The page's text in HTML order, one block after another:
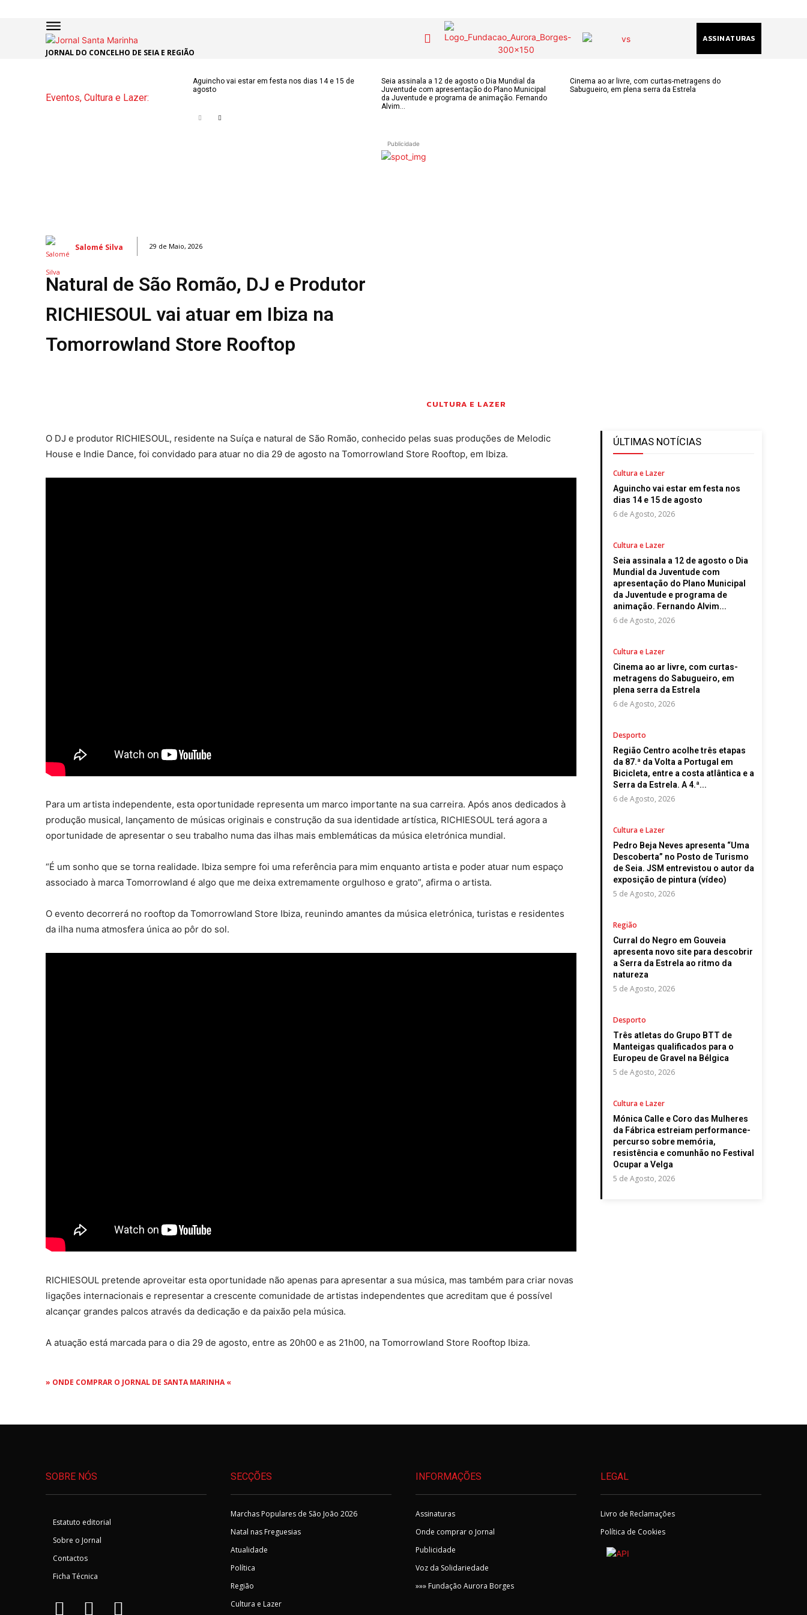
ÚLTIMAS
REGIÃO
SOCIEDADE
OCORRÊNCIAS
EMPRESAS E INOVAÇÃO
EM FOCO
OPINIÃO DOS LEITORES
COLUNISTAS do
Onde comprar o Jornal
Seia em Números
Contactos
JORNAL DO CONCELHO DE SEIA E REGIÃO
ASSINATURAS
Eventos, Cultura e Lazer:
Aguincho vai estar em festa nos dias 14 e 15 de
agosto
Seia assinala a 12 de agosto o Dia Mundial da
Juventude com apresentação do Plano Municipal
da Juventude e programa de animação. Fernando
Alvim...
Cinema ao ar livre, com curtas-metragens do
Sabugueiro, em plena serra da Estrela
Publicidade
Salomé Silva 29 de Maio, 2026
Natural de São Romão, DJ e Produtor
RICHIESOUL vai atuar em Ibiza na
Tomorrowland Store Rooftop
CULTURA E LAZER
O DJ e produtor RICHIESOUL, residente na Suíça e natural de São Romão, conhecido pelas suas produções de Melodic
House e Indie Dance, foi convidado para atuar no dia 29 de agosto na Tomorrowland Store Rooftop, em Ibiza.
Para um artista independente, esta oportunidade representa um marco importante na sua carreira. Após anos dedicados à
produção musical, lançamento de músicas originais e construção da sua identidade artística, RICHIESOUL terá agora a
oportunidade de apresentar o seu trabalho numa das ilhas mais emblemáticas da música eletrónica mundial.
“É um sonho que se torna realidade. Ibiza sempre foi uma referência para mim enquanto artista e poder atuar num espaço
associado à marca Tomorrowland é algo que me deixa extremamente orgulhoso e grato”, afirma o artista.
O evento decorrerá no rooftop da Tomorrowland Store Ibiza, reunindo amantes da música eletrónica, turistas e residentes
da ilha numa atmosfera única ao pôr do sol.
RICHIESOUL pretende aproveitar esta oportunidade não apenas para apresentar a sua música, mas também para criar novas
ligações internacionais e representar a crescente comunidade de artistas independentes que acreditam que é possível
alcançar grandes palcos através da dedicação e da paixão pela música.
A atuação está marcada para o dia 29 de agosto, entre as 20h00 e as 21h00, na Tomorrowland Store Rooftop Ibiza.
» ONDE COMPRAR O JORNAL DE SANTA MARINHA «
ÚLTIMAS NOTÍCIAS
Cultura e Lazer
Aguincho vai estar em festa nos
dias 14 e 15 de agosto
6 de Agosto, 2026
Cultura e Lazer
Seia assinala a 12 de agosto o Dia
Mundial da Juventude com
apresentação do Plano Municipal
da Juventude e programa de
animação. Fernando Alvim...
6 de Agosto, 2026
Cultura e Lazer
Cinema ao ar livre, com curtas-
metragens do Sabugueiro, em
plena serra da Estrela
6 de Agosto, 2026
Desporto
Região Centro acolhe três etapas
da 87.ª da Volta a Portugal em
Bicicleta, entre a costa atlântica e a
Serra da Estrela. A 4.ª...
6 de Agosto, 2026
Cultura e Lazer
Pedro Beja Neves apresenta “Uma
Descoberta” no Posto de Turismo
de Seia. JSM entrevistou o autor da
exposição de pintura (vídeo)
5 de Agosto, 2026
Região
Curral do Negro em Gouveia
apresenta novo site para descobrir
a Serra da Estrela ao ritmo da
natureza
5 de Agosto, 2026
Desporto
Três atletas do Grupo BTT de
Manteigas qualificados para o
Europeu de Gravel na Bélgica
5 de Agosto, 2026
Cultura e Lazer
Mónica Calle e Coro das Mulheres
da Fábrica estreiam performance-
percurso sobre memória,
resistência e comunhão no Festival
Ocupar a Velga
5 de Agosto, 2026
SOBRE NÓS
Estatuto editorial
Sobre o Jornal
Contactos
Ficha Técnica
SECÇÕES
Marchas Populares de São João 2026
Natal nas Freguesias
Atualidade
Política
Região
Cultura e Lazer
INFORMAÇÕES
Assinaturas
Onde comprar o Jornal
Publicidade
Voz da Solidariedade
»»» Fundação Aurora Borges
LEGAL
Livro de Reclamações
Política de Cookies